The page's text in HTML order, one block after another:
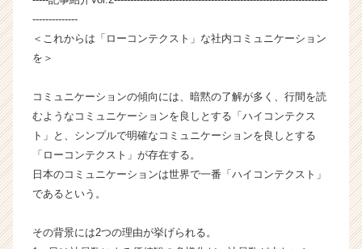
ベ
チ
長
企
業
か
ら
ト
--------------
＜これからは「ローコンテクスト」な社内コミュニケーション
を＞
コミュニケーションの傾向には、暗黙の了解が多く、行間を読
むようなコミュニケーションを良しとする「ハイコンテクス
ト」と、シンプルで明確なコミュニケーションを良しとする
「ローコンテクスト」が存在する。
日本のコミュニケーションは世界で一番「ハイコンテクスト」
であるという。
その背景には2つの理由が挙げられる。